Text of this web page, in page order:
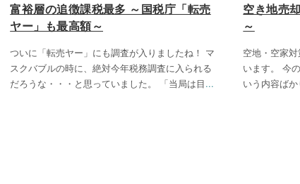
富裕層の追徴課税最多 ～国税庁「転売
ヤー」も最高額～
ついに「転売ヤー」にも調査が入りましたね！ マ
スクバブルの時に、絶対今年税務調査に入られる
だろうな・・・と思っていました。 「当局は目...
空き地売
～
空地・空家
います。 今
いう内容ば